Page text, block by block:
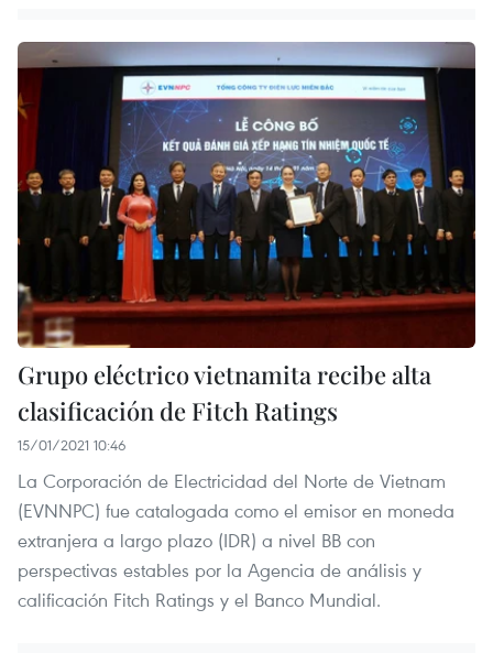
Grupo eléctrico vietnamita recibe alta
clasificación de Fitch Ratings
15/01/2021 10:46
La Corporación de Electricidad del Norte de Vietnam
(EVNNPC) fue catalogada como el emisor en moneda
extranjera a largo plazo (IDR) a nivel BB con
perspectivas estables por la Agencia de análisis y
calificación Fitch Ratings y el Banco Mundial.